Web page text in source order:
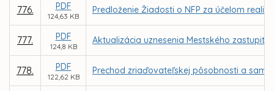
776. PDF
124,63 KB
Predloženie Žiadosti o NFP za účelom
777. PDF
124,8 KB
Aktualizácia uznesenia Mestského
778. PDF
122,62 KB
Prechod zriaďovateľskej pôsobnosti a